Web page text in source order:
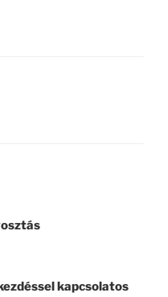
kapcsolatos